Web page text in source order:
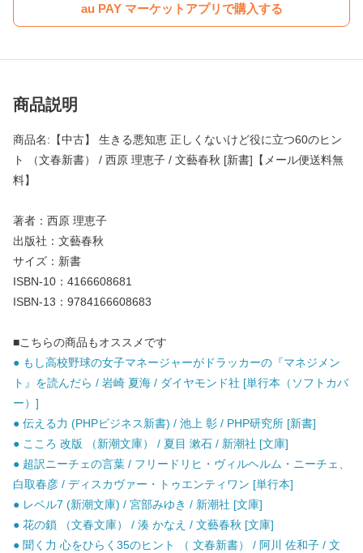
au PAY マーケットアプリで購入する
商品説明
商品名:【中古】 生きる悪知恵 正しくないけど役に立つ60のヒン
ト （文春新書） / 西原 理恵子 / 文藝春秋 [新書]【メール便送料無
料】
著者：西原 理恵子
出版社：文藝春秋
サイズ：新書
ISBN-10：4166608681
ISBN-13：9784166608683
■こちらの商品もオススメです
● もし高校野球の女子マネージャーがドラッカーの『マネジメン
ト』を読んだら / 岩崎 夏海 / ダイヤモンド社 [単行本（ソフトカバ
ー）]
● 伝える力 (PHPビジネス新書) / 池上 彰 / PHP研究所 [新書]
● こころ 改版 （新潮文庫） / 夏目 漱石 / 新潮社 [文庫]
● 超訳ニーチェの言葉 / フリードリヒ・ヴィルヘルム・ニーチェ、
白取春彦 / ディスカヴァー・トゥエンティワン [単行本]
● レベル7 (新潮文庫) / 宮部みゆき / 新潮社 [文庫]
● 花の鎖 （文春文庫） / 湊 かなえ / 文藝春秋 [文庫]
● 聞く力 心をひらく35のヒント （ 文春新書） / 阿川 佐和子 / 文